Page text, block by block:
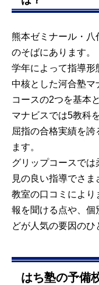
熊本ゼミナール・八
のそばにあります。
学年によって指導形
中核とした河合塾
コースの2つを基本
マナビスでは5教科
屈指の合格実績を
ます。
グリップコースでは
見の良い指導でさま
教室の口コミにより
報を聞ける点や、個
どが人気の要因のひ
はち塾の予備